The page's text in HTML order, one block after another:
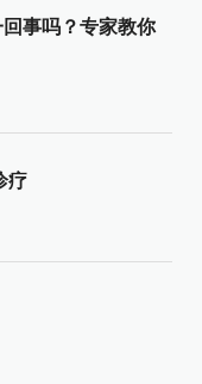
回事吗？专家教你
疗